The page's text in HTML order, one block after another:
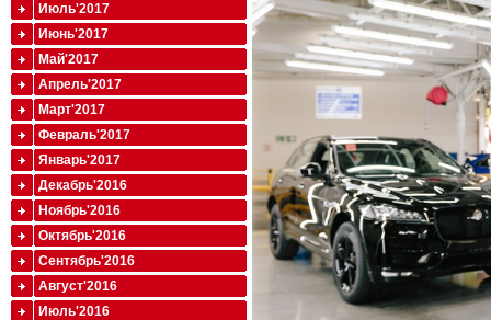
Июль'2017
Июнь'2017
Май'2017
Апрель'2017
Март'2017
Февраль'2017
Январь'2017
Декабрь'2016
Ноябрь'2016
Октябрь'2016
Сентябрь'2016
Август'2016
Июль'2016